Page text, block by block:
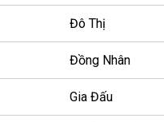
Đô Thị
Đồng Nhân
Gia Đấu